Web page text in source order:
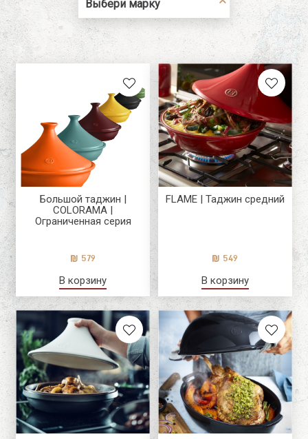
Новый пользователь\гость
Регистрация
Для подарков
В честь праздника
Для кого-то
Красный
Черный
синий
зеленый
серый
белый черный
Апельсин
Желтый
Выбери марку
Emile Henry
Ballarini
Большой таджин |
COLORAMA |
Ограниченная серия
579
В корзину
FLAME | Таджин средний
549
В корзину